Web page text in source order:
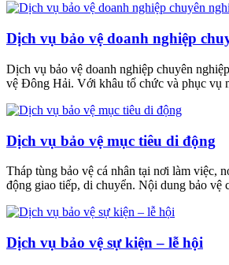
Dịch vụ bảo vệ doanh nghiệp
Dịch vụ bảo vệ doanh nghiệp chuyên
vệ Đông Hải. Với khâu tổ chức và phục vụ
Dịch vụ bảo vệ mục tiêu di động
Tháp tùng bảo vệ cá nhân tại nơi làm việc,
động giao tiếp, di chuyển. Nội dung bảo vệ
Dịch vụ bảo vệ sự kiện – lễ hội